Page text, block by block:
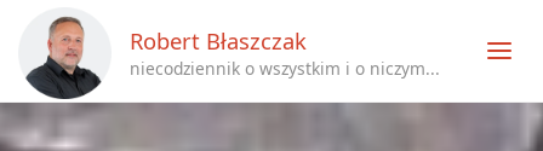
Robert Błaszczak
niecodziennik o wszystkim i o niczym...